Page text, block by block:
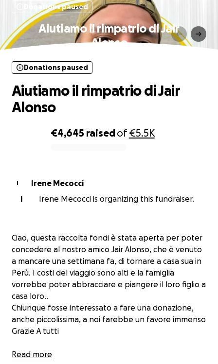
Donations paused
Aiutiamo il rimpatrio di Jair
Alonso
€4,645 raisedof€5.5K
Donations paused
Aiutiamo il rimpatrio di Jair
Alonso
I
Irene Mecocci
I
Irene Mecocci is organizing this fundraiser.
Ciao, questa raccolta fondi è stata aperta per poter
concedere al nostro amico Jair Alonso, che è venuto
a mancare una settimana fa, di tornare a casa sua in
Perù. I costi del viaggio sono alti e la famiglia
vorrebbe poter abbracciare e piangere il loro figlio a
casa loro..
Chiunque fosse interessato a fare una donazione,
anche piccolissima, a noi farebbe un favore immenso
Grazie A tutti
Read more